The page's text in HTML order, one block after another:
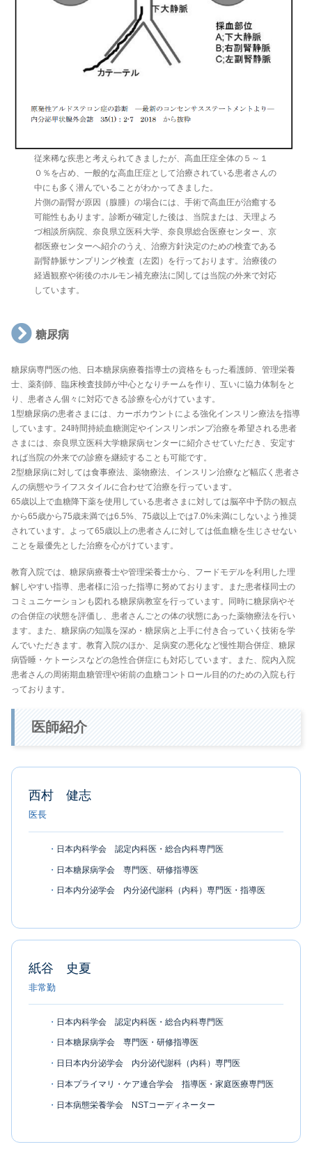
従来稀な疾患と考えられてきましたが、高血圧症全体の５～１
０％を占め、一般的な高血圧症として治療されている患者さんの
中にも多く潜んでいることがわかってきました。
片側の副腎が原因（腺腫）の場合には、手術で高血圧が治癒する
可能性もあります。診断が確定した後は、当院または、天理よろ
づ相談所病院、奈良県立医科大学、奈良県総合医療センター、京
都医療センターへ紹介のうえ、治療方針決定のための検査である
副腎静脈サンプリング検査（左図）を行っております。治療後の
経過観察や術後のホルモン補充療法に関しては当院の外来で対応
しています。
糖尿病
糖尿病専門医の他、日本糖尿病療養指導士の資格をもった看護師、管理栄養
士、薬剤師、臨床検査技師が中心となりチームを作り、互いに協力体制をと
り、患者さん個々に対応できる診療を心がけています。
1型糖尿病の患者さまには、カーボカウントによる強化インスリン療法を指導
しています。24時間持続血糖測定やインスリンポンプ治療を希望される患者
さまには、奈良県立医科大学糖尿病センターに紹介させていただき、安定す
れば当院の外来での診療を継続することも可能です。
2型糖尿病に対しては食事療法、薬物療法、インスリン治療など幅広く患者さ
んの病態やライフスタイルに合わせて治療を行っています。
65歳以上で血糖降下薬を使用している患者さまに対しては脳卒中予防の観点
から65歳から75歳未満では6.5%、75歳以上では7.0%未満にしないよう推奨
されています。よって65歳以上の患者さんに対しては低血糖を生じさせない
ことを最優先とした治療を心がけています。
教育入院では、糖尿病療養士や管理栄養士から、フードモデルを利用した理
解しやすい指導、患者様に沿った指導に努めております。また患者様同士の
コミュニケーションも図れる糖尿病教室を行っています。同時に糖尿病やそ
の合併症の状態を評価し、患者さんごとの体の状態にあった薬物療法を行い
ます。また、糖尿病の知識を深め・糖尿病と上手に付き合っていく技術を学
んでいただきます。教育入院のほか、足病変の悪化など慢性期合併症、糖尿
病昏睡・ケトーシスなどの急性合併症にも対応しています。また、院内入院
患者さんの周術期血糖管理や術前の血糖コントロール目的のための入院も行
っております。
医師紹介
西村 健志
医長
日本内科学会 認定内科医・総合内科専門医
日本糖尿病学会 専門医、研修指導医
日本内分泌学会 内分泌代謝科（内科）専門医・指導医
紙谷 史夏
非常勤
日本内科学会 認定内科医・総合内科専門医
日本糖尿病学会 専門医・研修指導医
日日本内分泌学会 内分泌代謝科（内科）専門医
日本プライマリ・ケア連合学会 指導医・家庭医療専門医
日本病態栄養学会 NSTコーディネーター